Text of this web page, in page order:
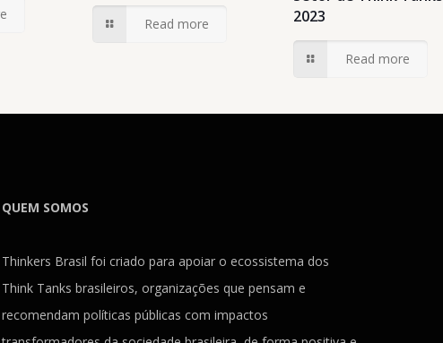
Read more
2023
Read more
QUEM SOMOS
Thinkers Brasil foi criado para apoiar o ecossistema dos
Think Tanks brasileiros, organizações que pensam e
recomendam políticas públicas com impactos